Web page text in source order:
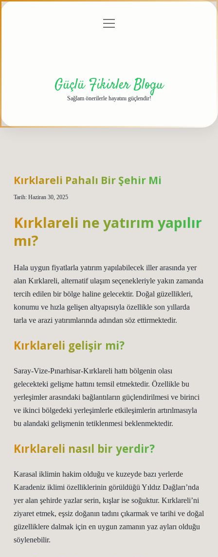
menüyü
Güçlü Fikirler Blogu
Sağlam önerilerle hayatını güçlendir!
Kırklareli Pahalı Bir Şehir Mi
Tarih: Haziran 30, 2025
Kırklareli ne yatırım yapılır
mı?
Hala uygun fiyatlarla yatırım yapılabilecek iller arasında yer
alan Kırklareli, alternatif ulaşım seçenekleriyle yakın zamanda
tercih edilen bir bölge haline gelecektir. Doğal güzellikleri,
konumu ve hızla gelişen altyapısıyla özellikle son yıllarda
tarla ve arazi yatırımlarında adından söz ettirmektedir.
Kırklareli gelişir mi?
Saray-Vize-Pınarhisar-Kırklareli hattı bölgenin olası
gelecekteki gelişme hattını temsil etmektedir. Özellikle bu
yerleşimler arasındaki bağlantıların güçlendirilmesi ve birinci
ve ikinci bölgedeki yerleşimlerle etkileşimlerin artırılmasıyla
bu alandaki gelişmenin tetiklenmesi beklenmektedir.
Kırklareli nasıl bir yerdir?
Karasal iklimin hakim olduğu ve kuzeyde bazı yerlerde
Karadeniz iklimi özelliklerinin görüldüğü Yıldız Dağları’nda
yer alan şehirde yazlar serin, kışlar ise soğuktur. Kırklareli’ni
ziyaret etmek, eşsiz doğanın tadını çıkarmak ve tarihi ve doğal
güzelliklere dalmak için en uygun zamanın yaz ayları olduğu
söylenebilir.